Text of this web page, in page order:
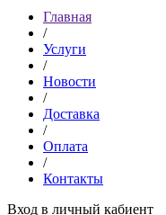
Главная
/
Услуги
/
Новости
/
Доставка
/
Оплата
/
Контакты
Вход в личный кабиент